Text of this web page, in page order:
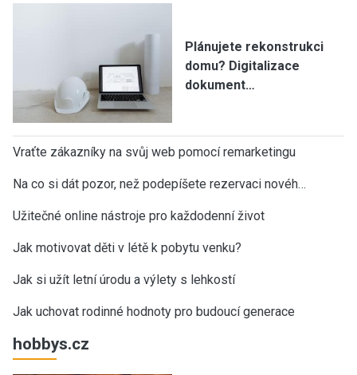
Plánujete rekonstrukci
domu? Digitalizace
dokument…
Vraťte zákazníky na svůj web pomocí remarketingu
Na co si dát pozor, než podepíšete rezervaci novéh…
Užitečné online nástroje pro každodenní život
Jak motivovat děti v létě k pobytu venku?
Jak si užít letní úrodu a výlety s lehkostí
Jak uchovat rodinné hodnoty pro budoucí generace
hobbys.cz